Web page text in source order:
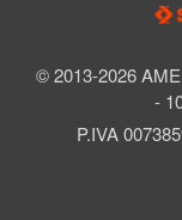
© 2013-2026
-
P.IVA